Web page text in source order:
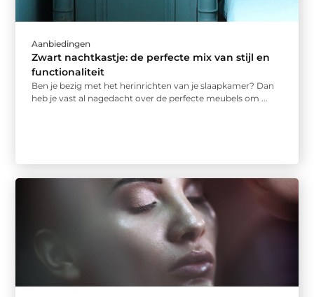
Aanbiedingen
Zwart nachtkastje: de perfecte mix van stijl en
functionaliteit
Ben je bezig met het herinrichten van je slaapkamer? Dan
heb je vast al nagedacht over de perfecte meubels om ...